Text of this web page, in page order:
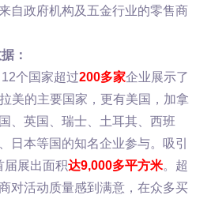
自政府机构及五金行业的零售商
：
个国家超过200多家企业展示了
美的主要国家，更有美国，加拿
、英国、瑞士、土耳其、西班
日本等国的知名企业参与。吸引
届展出面积达9,000多平方米。超
对活动质量感到满意，在众多买